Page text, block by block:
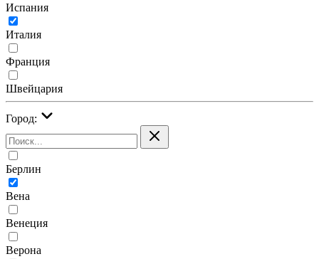
Испания
Италия
Франция
Швейцария
Город:
Берлин
Вена
Венеция
Верона